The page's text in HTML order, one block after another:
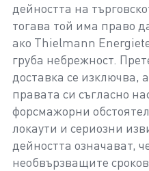
дейността на
тогава той има право
ако Thielmann
груба небрежност.
доставка се изключва,
правата си съгласно
форсмажорни
локаути и сериозни
дейността означават,
необвързващите